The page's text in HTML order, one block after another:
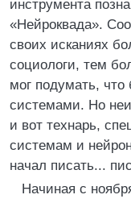
инструмента
«Нейроквада».
своих исканиях
социологи, тем
мог подумать,
системами. Но
и вот технарь,
системам и
начал писать...
Начиная с